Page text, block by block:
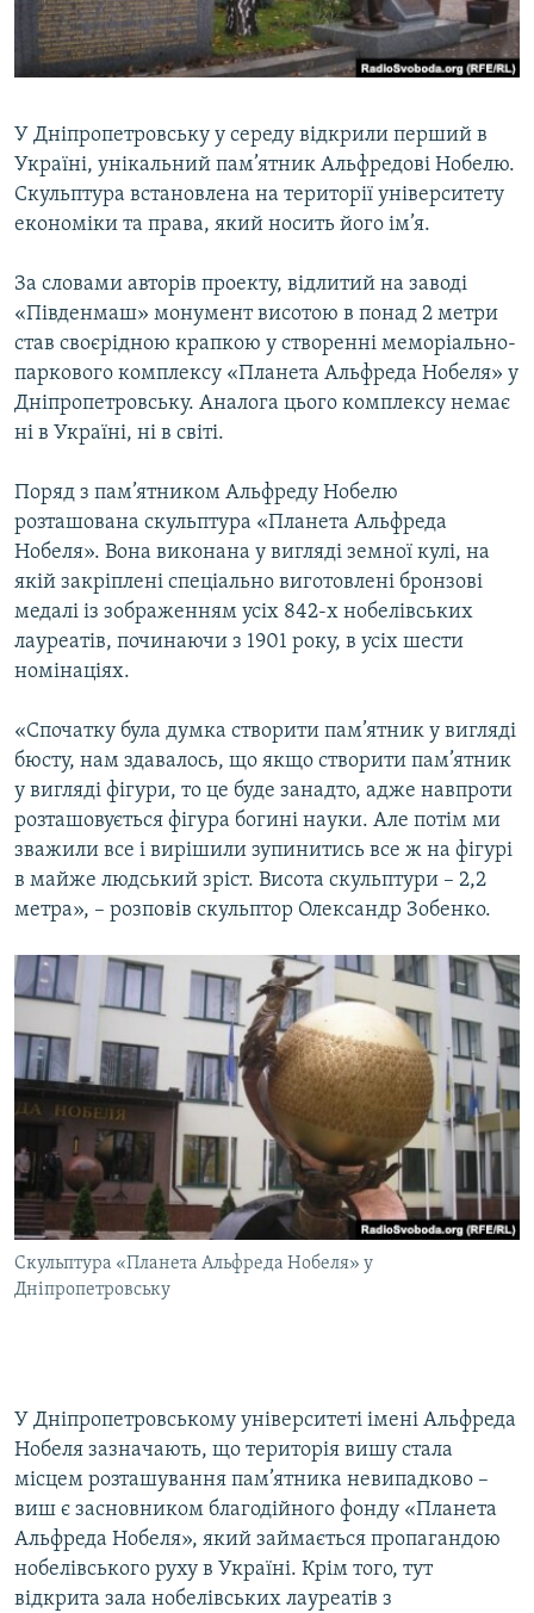
ВІДЕОУРОКИ «ELIFBE»
СВІДЧЕННЯ ОКУПАЦІЇ
ІНФОГРАФІКА
Русский
Qırımtatar
ДОЛУЧАЙСЯ!
У Дніпропетровську у середу відкрили перший в
Україні, унікальний пам’ятник Альфредові Нобелю.
Скульптура встановлена на території університету
економіки та права, який носить його ім’я.
За словами авторів проекту, відлитий на заводі
«Південмаш» монумент висотою в понад 2 метри
став своєрідною крапкою у створенні меморіально-
паркового комплексу «Планета Альфреда Нобеля» у
Дніпропетровську. Аналога цього комплексу немає
ні в Україні, ні в світі.
Поряд з пам’ятником Альфреду Нобелю
розташована скульптура «Планета Альфреда
Нобеля». Вона виконана у вигляді земної кулі, на
якій закріплені спеціально виготовлені бронзові
медалі із зображенням усіх 842-х нобелівських
лауреатів, починаючи з 1901 року, в усіх шести
номінаціях.
«Спочатку була думка створити пам’ятник у вигляді
бюсту, нам здавалось, що якщо створити пам’ятник
у вигляді фігури, то це буде занадто, адже навпроти
розташовується фігура богині науки. Але потім ми
зважили все і вирішили зупинитись все ж на фігурі
в майже людський зріст. Висота скульптури – 2,2
метра», – розповів скульптор Олександр Зобенко.
Cкульптура «Планета Альфреда Нобеля» у
Дніпропетровську
У Дніпропетровському університеті імені Альфреда
Нобеля зазначають, що територія вишу стала
місцем розташування пам’ятника невипадково –
виш є засновником благодійного фонду «Планета
Альфреда Нобеля», який займається пропагандою
нобелівського руху в Україні. Крім того, тут
відкрита зала нобелівських лауреатів з